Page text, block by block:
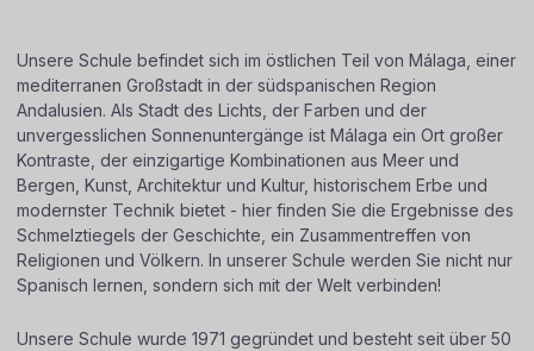
Unsere Schule befindet sich im östlichen Teil von Málaga, einer
mediterranen Großstadt in der südspanischen Region
Andalusien. Als Stadt des Lichts, der Farben und der
unvergesslichen Sonnenuntergänge ist Málaga ein Ort großer
Kontraste, der einzigartige Kombinationen aus Meer und
Bergen, Kunst, Architektur und Kultur, historischem Erbe und
modernster Technik bietet - hier finden Sie die Ergebnisse des
Schmelztiegels der Geschichte, ein Zusammentreffen von
Religionen und Völkern. In unserer Schule werden Sie nicht nur
Spanisch lernen, sondern sich mit der Welt verbinden!
Unsere Schule wurde 1971 gegründet und besteht seit über 50